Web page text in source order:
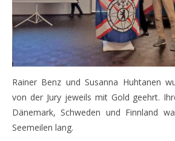
Rainer Benz und Susanna Huhtanen
von der Jury jeweils mit Gold geehrt.
Dänemark, Schweden und Finnland
Seemeilen lang.